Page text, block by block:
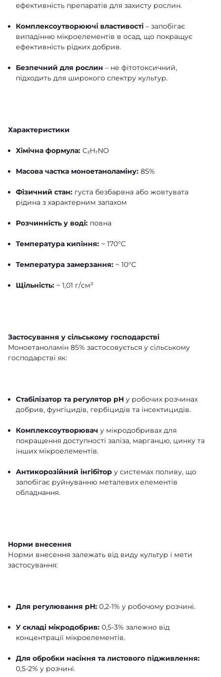
ефективність препаратів для захисту рослин.
Комплексоутворюючі властивості – запобігає
випадінню мікроелементів в осад, що покращує
ефективність рідких добрив.
Безпечний для рослин – не фітотоксичний,
підходить для широкого спектру культур.
Характеристики
Хімічна формула: C₂H₇NO
Масова частка моноетаноламіну: 85%
Фізичний стан: густа безбарвна або жовтувата
рідина з характерним запахом
Розчинність у воді: повна
Температура кипіння: ~ 170°C
Температура замерзання: ~ 10°C
Щільність: ~ 1,01 г/см³
Застосування у сільському господарстві
Моноетаноламін 85% застосовується у сільському
господарстві як:
Стабілізатор та регулятор pH у робочих розчинах
добрив, фунгіцидів, гербіцидів та інсектицидів.
Комплексоутворювач у мікродобривах для
покращення доступності заліза, марганцю, цинку та
інших мікроелементів.
Антикорозійний інгібітор у системах поливу, що
запобігає руйнуванню металевих елементів
обладнання.
Норми внесення
Норми внесення залежать від виду культур і мети
застосування:
Для регулювання pH: 0,2-1% у робочому розчині.
У складі мікродобрив: 0,5-3% залежно від
концентрації мікроелементів.
Для обробки насіння та листового підживлення:
0,5-2% у розчині.